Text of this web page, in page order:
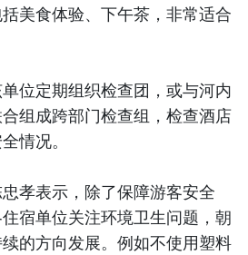
美食体验、下午茶，非常适合
位定期组织检查团，或与河内
组成跨部门检查组，检查酒店
情况。
孝表示，除了保障游客安全
宿单位关注环境卫生问题，朝
的方向发展。例如不使用塑料